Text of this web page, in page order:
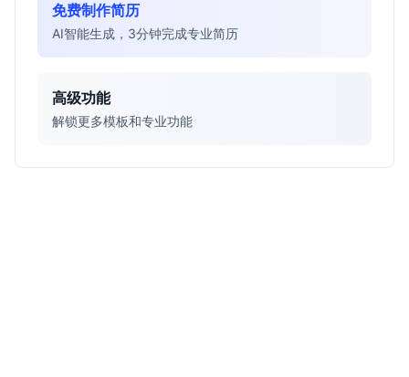
免费制作简历
AI智能生成，3分钟完成专业简历
高级功能
解锁更多模板和专业功能